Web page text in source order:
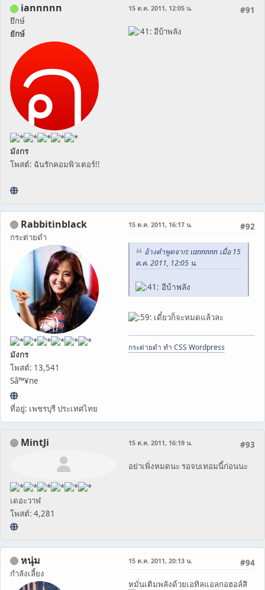
iannnnn
ยึกษ์
ยักษ์
มังกร
โพสต์: ฉันรักคอมพิวเตอร์!!
#91
15 ต.ค. 2011, 12:05 น.
อีบ้าพลัง
Rabbitinblack
กระต่ายดำ
มังกร
โพสต์: 13,541
Sâ™¥ne
ที่อยู่: เพชรบุรี ประเทศไทย
#92
15 ต.ค. 2011, 16:17 น.
อ้างคำพูดจาก: ιαппппп เมื่อ 15
ต.ค. 2011, 12:05 น.
อีบ้าพลัง
เดี๋ยวก็จะหมดแล้วละ
กระต่ายดำ ทำ CSS Wordpress
MintJi
เดอะวาฬ
โพสต์: 4,281
#93
15 ต.ค. 2011, 16:19 น.
อย่าเพิ่งหมดนะ รอจบเทอมนี้ก่อนนะ
หนุ่ม
กำลังเลี้ยง
#94
15 ต.ค. 2011, 20:13 น.
หมั่นเติมพลังด้วยเอทิลแอลกอฮอล์สิ